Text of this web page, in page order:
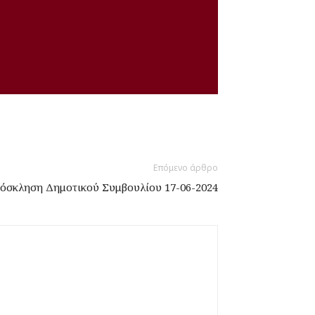
Επόμενο άρθρο
Δημοτικού Συμβουλίου 17-06-2024